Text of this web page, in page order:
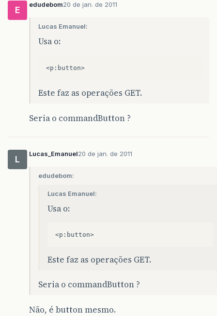
E
edudebom20 de jan. de 2011
Lucas Emanuel:
Usa o:
Este faz as operações GET.
Seria o commandButton ?
L
Lucas_Emanuel20 de jan. de 2011
edudebom:
Lucas Emanuel:
Usa o:
Este faz as operações GET.
Seria o commandButton ?
Não, é button mesmo.